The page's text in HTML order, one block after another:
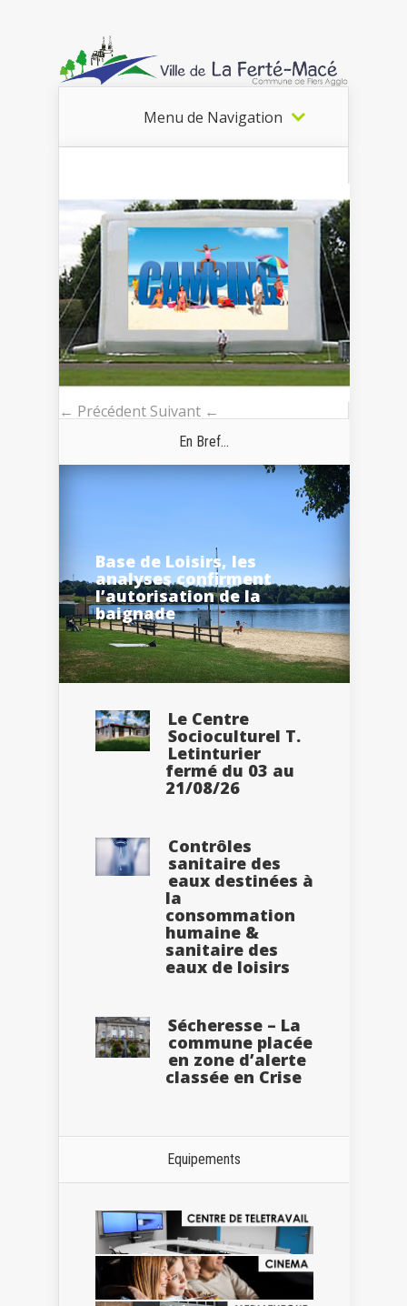
Menu de Navigation
← Précédent Suivant ←
En Bref...
Base de Loisirs, les
analyses confirment
l’autorisation de la
baignade
Le Centre
Socioculturel T.
Letinturier
fermé du 03 au
21/08/26
Contrôles
sanitaire des
eaux destinées à
la
consommation
humaine &
sanitaire des
eaux de loisirs
Sécheresse – La
commune placée
en zone d’alerte
classée en Crise
Equipements